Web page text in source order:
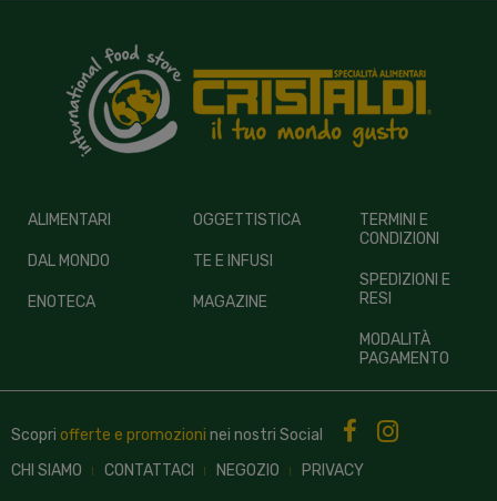
ALIMENTARI
DAL MONDO
ENOTECA
OGGETTISTICA
TE E INFUSI
MAGAZINE
TERMINI E
CONDIZIONI
SPEDIZIONI E
RESI
MODALITÀ
PAGAMENTO
Scopri offerte e promozioni nei nostri Social
CHI SIAMO
CONTATTACI NEGOZIO PRIVACY